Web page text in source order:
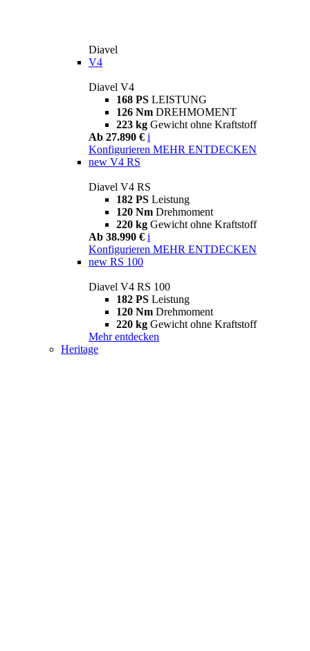
Diavel
V4
Diavel V4
168 PS LEISTUNG
126 Nm DREHMOMENT
223 kg Gewicht ohne Kraftstoff
Ab 27.890 € i
Konfigurieren MEHR ENTDECKEN
new V4 RS
Diavel V4 RS
182 PS Leistung
120 Nm Drehmoment
220 kg Gewicht ohne Kraftstoff
Ab 38.990 € i
Konfigurieren MEHR ENTDECKEN
new RS 100
Diavel V4 RS 100
182 PS Leistung
120 Nm Drehmoment
220 kg Gewicht ohne Kraftstoff
Mehr entdecken
Heritage